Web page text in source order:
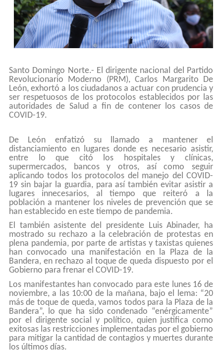
Santo Domingo Norte.- El dirigente nacional del Partido
Revolucionario Moderno (PRM), Carlos Margarito De
León, exhortó a los ciudadanos a actuar con prudencia y
ser respetuosos de los protocolos establecidos por las
autoridades de Salud a fin de contener los casos de
COVID-19.
De León enfatizó su llamado a mantener el
distanciamiento en lugares donde es necesario asistir,
entre lo que citó los hospitales y clínicas,
supermercados, bancos y otros, así como seguir
aplicando todos los protocolos del manejo del COVID-
19 sin bajar la guardia, para así también evitar asistir a
lugares innecesarios, al tiempo que reiteró a la
población a mantener los niveles de prevención que se
han establecido en este tiempo de pandemia.
El también asistente del presidente Luis Abinader, ha
mostrado su rechazo a la celebración de protestas en
plena pandemia, por parte de artistas y taxistas quienes
han convocado una manifestación en la Plaza de la
Bandera, en rechazo al toque de queda dispuesto por el
Gobierno para frenar el COVID-19.
Los manifestantes han convocado para este lunes 16 de
noviembre, a las 10:00 de la mañana, bajo el lema: “20
más de toque de queda, vamos todos para la Plaza de la
Bandera”, lo que ha sido condenado “enérgicamente”
por el dirigente social y político, quien justifica como
exitosas las restricciones implementadas por el gobierno
para mitigar la cantidad de contagios y muertes durante
los últimos días.